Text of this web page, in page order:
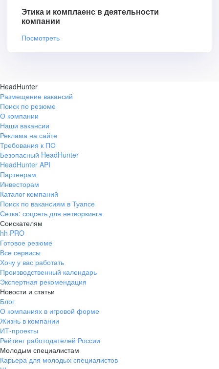
Этика и комплаенс в деятельности
компании
Посмотреть
HeadHunter
Размещение вакансий
Поиск по резюме
О компании
Наши вакансии
Реклама на сайте
Требования к ПО
Безопасный HeadHunter
HeadHunter API
Партнерам
Инвесторам
Каталог компаний
Поиск по вакансиям в Туапсе
Сетка: соцсеть для нетворкинга
Соискателям
hh PRO
Готовое резюме
Все сервисы
Хочу у вас работать
Производственный календарь
Экспертная рекомендация
Новости и статьи
Блог
О компаниях в игровой форме
Жизнь в компании
ИТ-проекты
Рейтинг работодателей России
Молодым специалистам
Карьера для молодых специалистов